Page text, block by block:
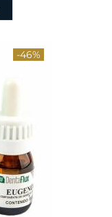
-46%